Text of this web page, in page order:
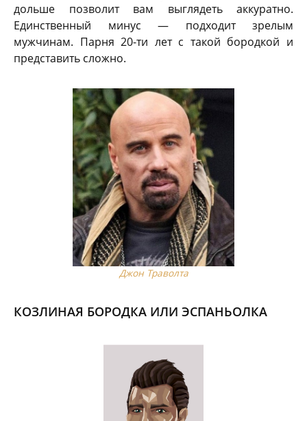
дольше позволит вам выглядеть аккуратно.
Единственный минус — подходит зрелым
мужчинам. Парня 20-ти лет с такой бородкой и
представить сложно.
Джон Траволта
КОЗЛИНАЯ БОРОДКА ИЛИ ЭСПАНЬОЛКА